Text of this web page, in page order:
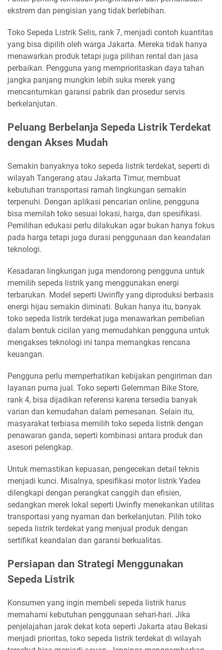
ekstrem dan pengisian yang tidak berlebihan.
Toko Sepeda Listrik Selis, rank 7, menjadi contoh kuantitas
yang bisa dipilih oleh warga Jakarta. Mereka tidak hanya
menawarkan produk tetapi juga pilihan rental dan jasa
perbaikan. Pengguna yang memprioritaskan daya tahan
jangka panjang mungkin lebih suka merek yang
mencantumkan garansi pabrik dan prosedur servis
berkelanjutan.
Peluang Berbelanja Sepeda Listrik Terdekat
dengan Akses Mudah
Semakin banyaknya toko sepeda listrik terdekat, seperti di
wilayah Tangerang atau Jakarta Timur, membuat
kebutuhan transportasi ramah lingkungan semakin
terpenuhi. Dengan aplikasi pencarian online, pengguna
bisa memilah toko sesuai lokasi, harga, dan spesifikasi.
Pemilihan edukasi perlu dilakukan agar bukan hanya fokus
pada harga tetapi juga durasi penggunaan dan keandalan
teknologi.
Kesadaran lingkungan juga mendorong pengguna untuk
memilih sepeda listrik yang menggunakan energi
terbarukan. Model seperti Uwinfly yang diproduksi berbasis
energi hijau semakin diminati. Bukan hanya itu, banyak
toko sepeda listrik terdekat juga menawarkan pembelian
dalam bentuk cicilan yang memudahkan pengguna untuk
mengakses teknologi ini tanpa memangkas rencana
keuangan.
Pengguna perlu memperhatikan kebijakan pengiriman dan
layanan purna jual. Toko seperti Gelemman Bike Store,
rank 4, bisa dijadikan referensi karena tersedia banyak
varian dan kemudahan dalam pemesanan. Selain itu,
masyarakat terbiasa memilih toko sepeda listrik dengan
penawaran ganda, seperti kombinasi antara produk dan
asesori pelengkap.
Untuk memastikan kepuasan, pengecekan detail teknis
menjadi kunci. Misalnya, spesifikasi motor listrik Yadea
dilengkapi dengan perangkat canggih dan efisien,
sedangkan merek lokal seperti Uwinfly menekankan utilitas
transportasi yang nyaman dan berkelanjutan. Pilih toko
sepeda listrik terdekat yang menjual produk dengan
sertifikat keandalan dan garansi berkualitas.
Persiapan dan Strategi Menggunakan
Sepeda Listrik
Konsumen yang ingin membeli sepeda listrik harus
memahami kebutuhan penggunaan sehari-hari. Jika
penjelajahan jarak dekat kota seperti Jakarta atau Bekasi
menjadi prioritas, toko sepeda listrik terdekat di wilayah